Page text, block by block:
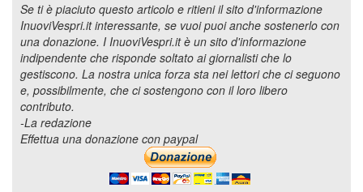
Se ti è piaciuto questo articolo e ritieni il sito d'informazione
InuoviVespri.it interessante, se vuoi puoi anche sostenerlo con
una donazione. I InuoviVespri.it è un sito d'informazione
indipendente che risponde soltato ai giornalisti che lo
gestiscono. La nostra unica forza sta nei lettori che ci seguono
e, possibilmente, che ci sostengono con il loro libero
contributo.
-La redazione
Effettua una donazione con paypal